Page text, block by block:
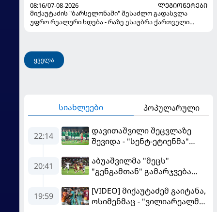
08:16/07-08-2026
ᲚᲔᲒᲘᲝᲜᲔᲠᲔᲑᲘ
მიქაუტაძის "ბარსელონაში" შესაძლო გადასვლა
უფრო რეალური ხდება - რაზე ესაუბრა ქართველი
ყველა
სიახლეები პოპულარული
22:14
დავითაშვილი შეცვლაზე
შევიდა - "სენტ-ეტიენმა"
20:41
აბუაშვილმა "მეცს"
"გენგამთან" გამარჯვება
19:59
[VIDEO] მიქაუტაძემ გაიტანა,
ოსიმენმაც - "ვილიარეალმა"